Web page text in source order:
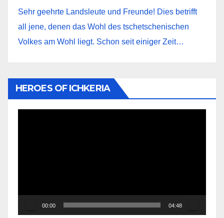
Sehr geehrte Landsleute und Freunde! Dies betrifft
all jene, denen das Wohl des tschetschenischen
Volkes am Wohl liegt. Schon seit einiger Zeit…
HEROES OF ICHKERIA
00:00 04:48